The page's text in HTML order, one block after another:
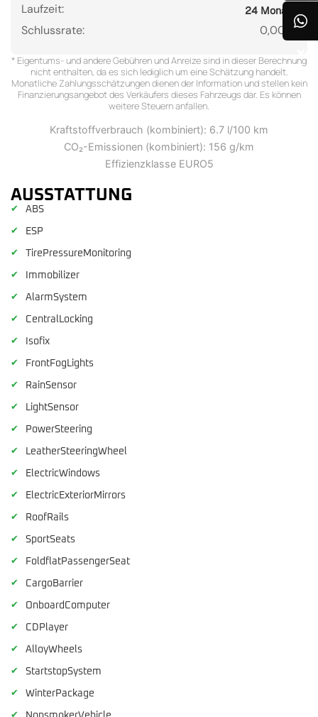
Laufzeit:
24 Monate
Schlussrate: 0,00 €
* Eigentums- und andere Gebühren und Anreize sind in dieser Berechnung
nicht enthalten, da es sich lediglich um eine Schätzung handelt.
Monatliche Zahlungsschätzungen dienen der Information und stellen kein
Finanzierungsangebot des Verkäufers dieses Fahrzeugs dar. Es können
weitere Steuern anfallen.
Kraftstoffverbrauch (kombiniert): 6.7 l/100 km
CO₂-Emissionen (kombiniert): 156 g/km
Effizienzklasse EURO5
AUSSTATTUNG
✔ ABS
✔ ESP
✔ TirePressureMonitoring
✔ Immobilizer
✔ AlarmSystem
✔ CentralLocking
✔ Isofix
✔ FrontFogLights
✔ RainSensor
✔ LightSensor
✔ PowerSteering
✔ LeatherSteeringWheel
✔ ElectricWindows
✔ ElectricExteriorMirrors
✔ RoofRails
✔ SportSeats
✔ FoldflatPassengerSeat
✔ CargoBarrier
✔ OnboardComputer
✔ CDPlayer
✔ AlloyWheels
✔ StartstopSystem
✔ WinterPackage